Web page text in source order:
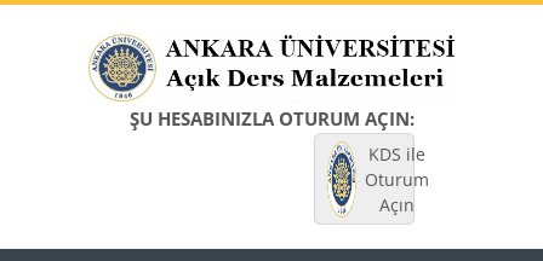
ŞU HESABINIZLA OTURUM AÇIN:
KDS ile
Oturum
Açın